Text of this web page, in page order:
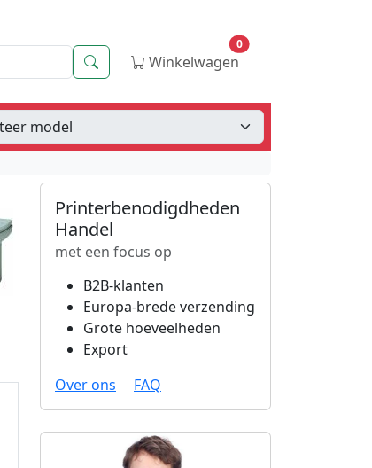
Zoeken Winkelwagen
0
Printerbenodigdheden
Handel
met een focus op
B2B-klanten
Europa-brede verzending
Grote hoeveelheden
Export
Over ons
FAQ